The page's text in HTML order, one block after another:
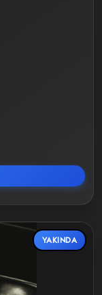
YAKINDA